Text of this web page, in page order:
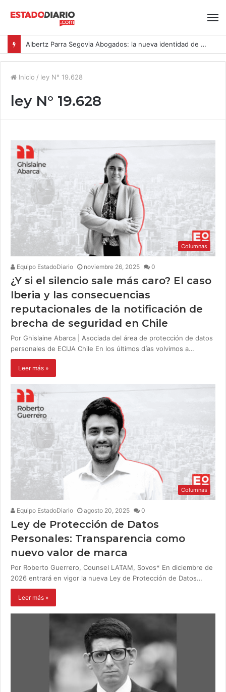
Albertz Parra Segovia Abogados: la nueva identidad de Segovia Consulting
Inicio / ley N° 19.628
ley N° 19.628
Columnas
Equipo EstadoDiario noviembre 26, 2025 0
¿Y si el silencio sale más caro? El caso
Iberia y las consecuencias
reputacionales de la notificación de
brecha de seguridad en Chile
Por Ghislaine Abarca | Asociada del área de protección de datos
personales de ECIJA Chile En los últimos días volvimos a…
Leer más »
Columnas
Equipo EstadoDiario agosto 20, 2025 0
Ley de Protección de Datos
Personales: Transparencia como
nuevo valor de marca
Por Roberto Guerrero, Counsel LATAM, Sovos* En diciembre de
2026 entrará en vigor la nueva Ley de Protección de Datos…
Leer más »